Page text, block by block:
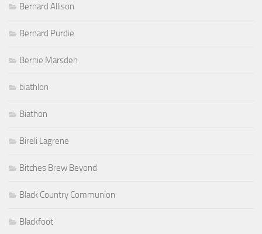
Bernard Allison
Bernard Purdie
Bernie Marsden
biathlon
Biathon
Bireli Lagrene
Bitches Brew Beyond
Black Country Communion
Blackfoot